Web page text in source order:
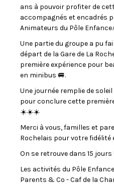
ans à pouvoir profiter de
accompagnés et encadrés
Animateurs du Pôle
Une partie du groupe a pu
départ de la Gare de La
première expérience pour
en minibus 🚐.
Une journée remplie de
pour conclure cette
☀️☀️☀️
Merci à vous, familles et
Rochelais pour votre fidélité
On se retrouve dans 15 jours
Les activités du Pôle
Parents & Co - Caf de la